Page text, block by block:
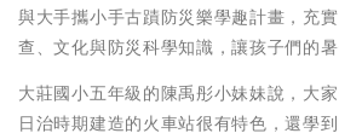
與大手攜小手古蹟防災樂學趣計畫，充
查、文化與防災科學知識，讓孩子們的暑
大莊國小五年級的陳禹彤小妹妹說，大
日治時期建造的火車站很有特色，還學